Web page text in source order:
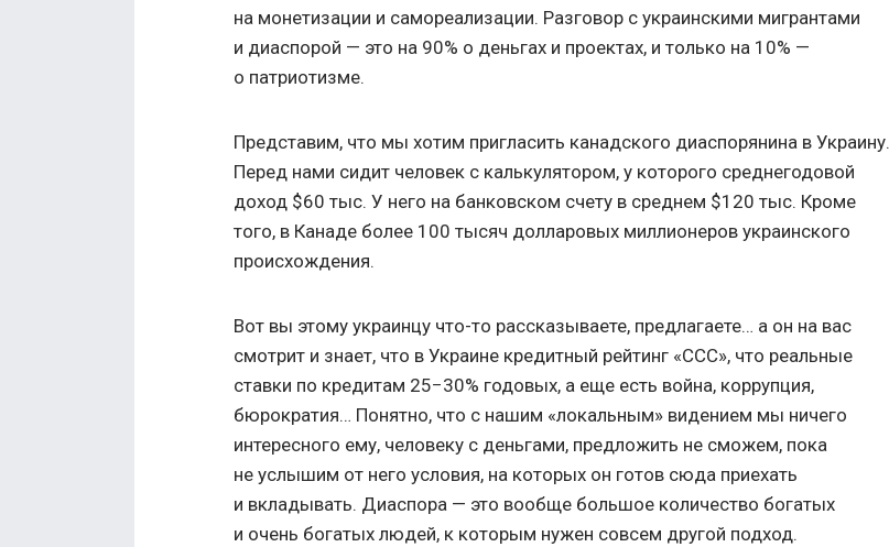
на монетизации и самореализации. Разговор с украинскими мигрантами
и диаспорой — это на 90% о деньгах и проектах, и только на 10% —
о патриотизме.
Представим, что мы хотим пригласить канадского диаспорянина в Украину.
Перед нами сидит человек с калькулятором, у которого среднегодовой
доход $60 тыс. У него на банковском счету в среднем $120 тыс. Кроме
того, в Канаде более 100 тысяч долларовых миллионеров украинского
происхождения.
Вот вы этому украинцу что-то рассказываете, предлагаете… а он на вас
смотрит и знает, что в Украине кредитный рейтинг «ССС», что реальные
ставки по кредитам 25−30% годовых, а еще есть война, коррупция,
бюрократия… Понятно, что с нашим «локальным» видением мы ничего
интересного ему, человеку с деньгами, предложить не сможем, пока
не услышим от него условия, на которых он готов сюда приехать
и вкладывать. Диаспора — это вообще большое количество богатых
и очень богатых людей, к которым нужен совсем другой подход.